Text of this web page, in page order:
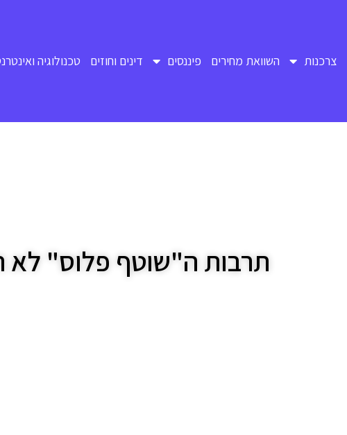
צרכנות השוואת מחירים פיננסים דינים וחוזים טכנולוגיה
תרבות ה"שוטף פלוס" לא